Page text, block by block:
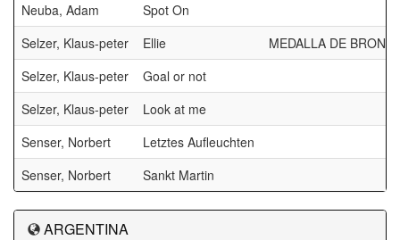
Neuba, Adam
Spot On
Selzer, Klaus-peter
Ellie
MEDALLA DE
Selzer, Klaus-peter
Goal or not
Selzer, Klaus-peter
Look at me
Senser, Norbert
Letztes Aufleuchten
Senser, Norbert
Sankt Martin
ARGENTINA